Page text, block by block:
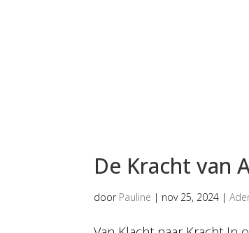
De Kracht van
door Pauline | nov 25, 2024 |